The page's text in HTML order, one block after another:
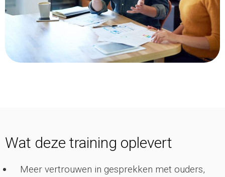
Wat deze training oplevert
Meer vertrouwen in gesprekken met ouders,